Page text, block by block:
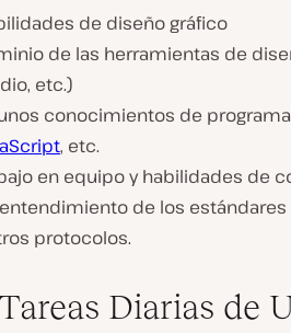
de diseño gráfico
de las herramientas de
etc.)
conocimientos de
, etc.
en equipo y habilidades de
de los
protocolos.
Diarias de